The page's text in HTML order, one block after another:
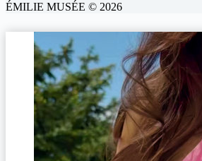
ÉMILIE MUSÉE © 2026